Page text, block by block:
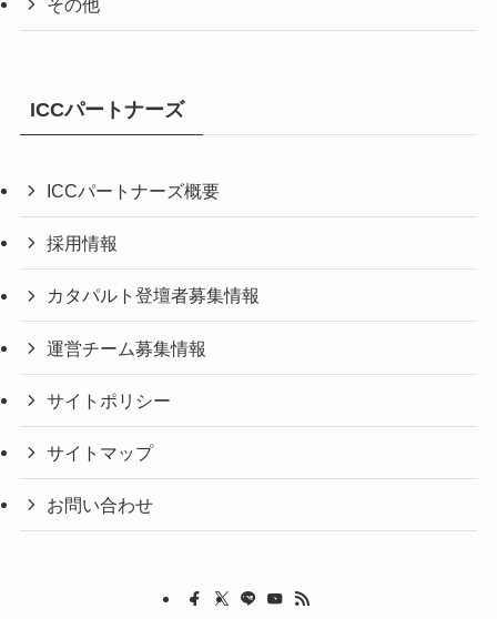
その他
ICCパートナーズ
ICCパートナーズ概要
採用情報
カタパルト登壇者募集情報
運営チーム募集情報
サイトポリシー
サイトマップ
お問い合わせ